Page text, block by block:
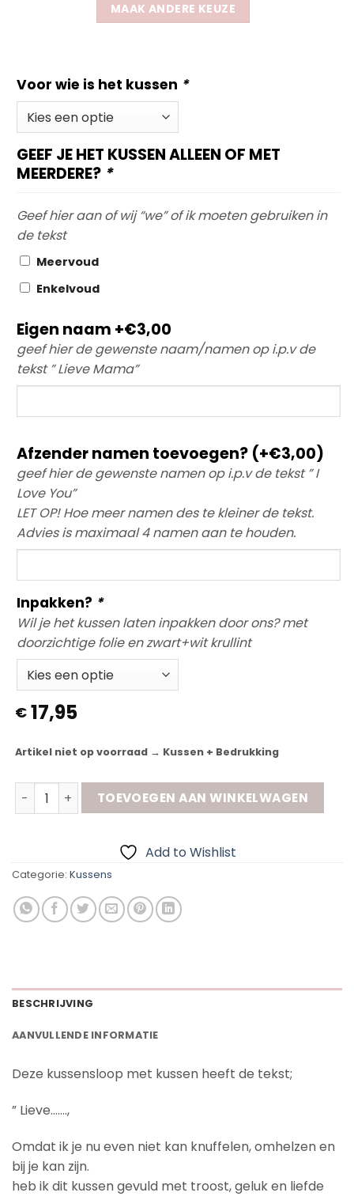
MAAK ANDERE KEUZE
Voor wie is het kussen *
GEEF JE HET KUSSEN ALLEEN OF MET
MEERDERE? *
Geef hier aan of wij “we” of ik moeten gebruiken in
de tekst
Meervoud
Enkelvoud
Eigen naam +€3,00
geef hier de gewenste naam/namen op i.p.v de
tekst ” Lieve Mama”
€3,00
Afzender namen toevoegen? (+€3,00)
geef hier de gewenste namen op i.p.v de tekst ” I
Love You”
LET OP! Hoe meer namen des te kleiner de tekst.
Advies is maximaal 4 namen aan te houden.
namen
toevoegen?
(+
€3,00)
Inpakken? *
Wil je het kussen laten inpakken door ons? met
doorzichtige folie en zwart+wit krullint
€ 17,95
Artikel niet op voorraad → Kussen + Bedrukking
Knuffel Medicijn aantalTOEVOEGEN AAN WINKELWAGEN
Add to Wishlist
Categorie: Kussens
BESCHRIJVING
AANVULLENDE INFORMATIE
Deze kussensloop met kussen heeft de tekst;
” Lieve…….,
Omdat ik je nu even niet kan knuffelen, omhelzen en
bij je kan zijn.
heb ik dit kussen gevuld met troost, geluk en liefde